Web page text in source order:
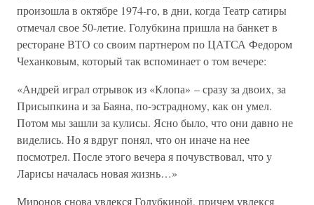
произошла в октябре 1974-го, в дни, когда Театр сатиры
отмечал свое 50-летие. Голубкина пришла на банкет в
ресторане ВТО со своим партнером по ЦАТСА Федором
Чеханковым, который так вспоминает о том вечере:
«Андрей играл отрывок из «Клопа» – сразу за двоих, за
Присыпкина и за Баяна, по-эстрадному, как он умел.
Потом мы зашли за кулисы. Ясно было, что они давно не
виделись. Но я вдруг понял, что он иначе на нее
посмотрел. После этого вечера я почувствовал, что у
Ларисы началась новая жизнь…»
Миронов снова увлекся Голубкиной, причем увлекся